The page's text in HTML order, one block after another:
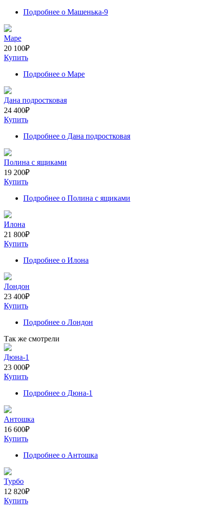
Подробнее о Машенька-9
Маре
20 100₽
Купить
Подробнее о Маре
Дана подростковая
24 400₽
Купить
Подробнее о Дана подростковая
Полина с ящиками
19 200₽
Купить
Подробнее о Полина с ящиками
Илона
21 800₽
Купить
Подробнее о Илона
Лондон
23 400₽
Купить
Подробнее о Лондон
Так же смотрели
Дюна-1
23 000₽
Купить
Подробнее о Дюна-1
Антошка
16 600₽
Купить
Подробнее о Антошка
Турбо
12 820₽
Купить